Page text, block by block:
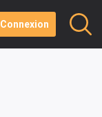
Connexion